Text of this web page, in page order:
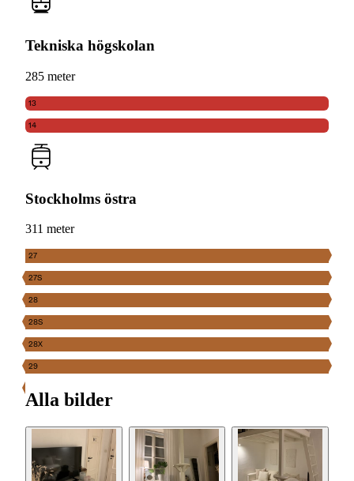
Tekniska högskolan
285 meter
13
14
Stockholms östra
311 meter
27
27S
28
28S
28X
29
Alla bilder